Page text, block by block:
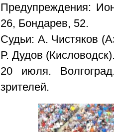
Предупреждения:
26, Бондарев, 52.
Судьи: А. Чистяков
Р. Дудов
20 июля.
зрителей.